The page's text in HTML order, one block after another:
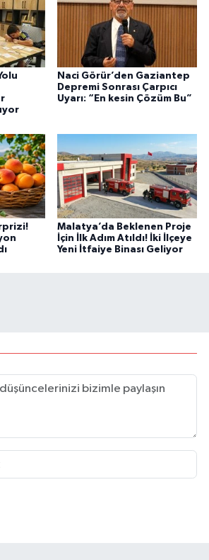
Naci Görür’den Gaziantep
Depremi Sonrası Çarpıcı
Uyarı: “En kesin Çözüm Bu”
Malatya’da Beklenen Proje
İçin İlk Adım Atıldı! İki İlçeye
Yeni İtfaiye Binası Geliyor